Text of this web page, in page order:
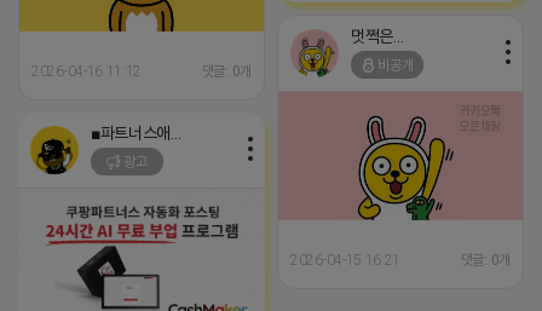
2026-04-16 11:12 댓글: 0개
멋쩍은 튜브
비공개
2026-04-15 16:21 댓글: 0개
광고